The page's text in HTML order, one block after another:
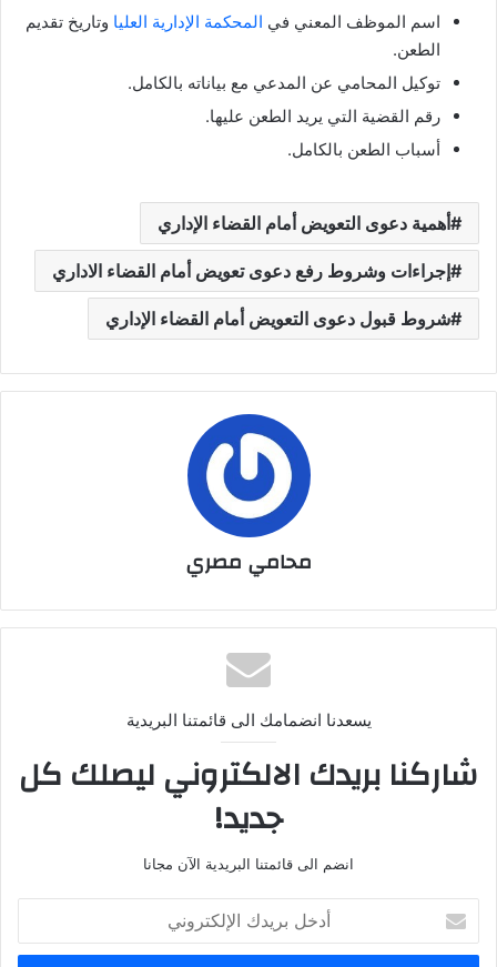
اسم الموظف المعني في المحكمة الإدارية العليا وتاريخ تقديم
الطعن.
توكيل المحامي عن المدعي مع بياناته بالكامل.
رقم القضية التي يريد الطعن عليها.
أسباب الطعن بالكامل.
أهمية دعوى التعويض أمام القضاء الإداري
إجراءات وشروط رفع دعوى تعويض أمام القضاء الاداري
شروط قبول دعوى التعويض أمام القضاء الإداري
محامي مصري
يسعدنا انضمامك الى قائمتنا البريدية
شاركنا بريدك الالكتروني ليصلك كل
جديد!
انضم الى قائمتنا البريدية الآن مجانا
خ